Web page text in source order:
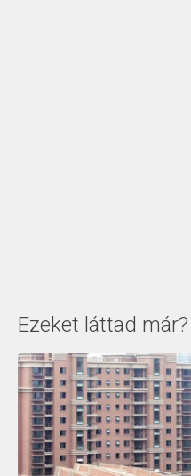
Ezeket láttad már?